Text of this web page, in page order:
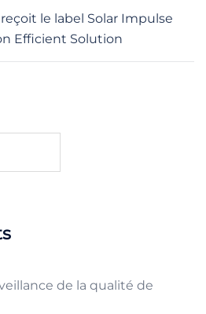
le label Solar Impulse
Efficient Solution
de la qualité de